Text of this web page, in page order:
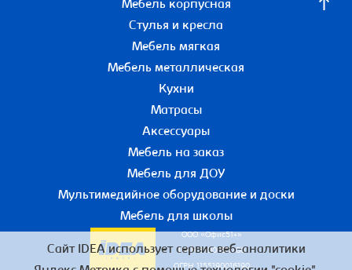
Мебель корпусная
Стулья и кресла
Мебель мягкая
Мебель металлическая
Кухни
Матрасы
Аксессуары
Мебель на заказ
Мебель для ДОУ
Мультимедийное оборудование и доски
Мебель для школы
ООО «Офис51+»
ИНН 5190055780
ОГРН 1155190016190
Сайт IDEA использует сервис веб-аналитики